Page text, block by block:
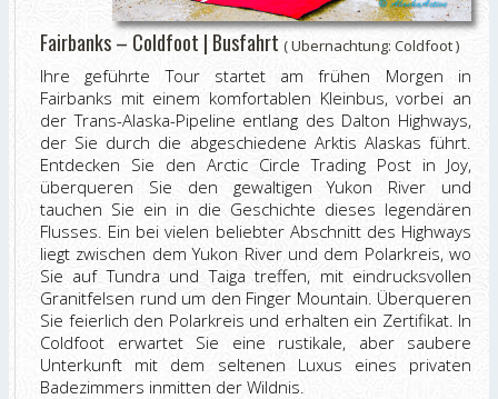
Fairbanks – Coldfoot | Busfahrt ( Ubernachtung: Coldfoot )
Ihre geführte Tour startet am frühen Morgen in
Fairbanks mit einem komfortablen Kleinbus, vorbei an
der Trans-Alaska-Pipeline entlang des Dalton Highways,
der Sie durch die abgeschiedene Arktis Alaskas führt.
Entdecken Sie den Arctic Circle Trading Post in Joy,
überqueren Sie den gewaltigen Yukon River und
tauchen Sie ein in die Geschichte dieses legendären
Flusses. Ein bei vielen beliebter Abschnitt des Highways
liegt zwischen dem Yukon River und dem Polarkreis, wo
Sie auf Tundra und Taiga treffen, mit eindrucksvollen
Granitfelsen rund um den Finger Mountain. Überqueren
Sie feierlich den Polarkreis und erhalten ein Zertifikat. In
Coldfoot erwartet Sie eine rustikale, aber saubere
Unterkunft mit dem seltenen Luxus eines privaten
Badezimmers inmitten der Wildnis.